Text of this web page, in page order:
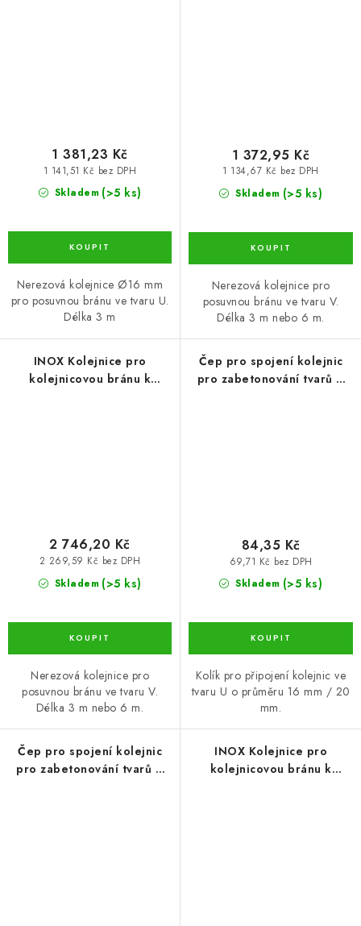
Skladem (>5 ks)
1 141,51 Kč bez DPH
1 381,23 Kč
Nerezová kolejnice Ø16 mm
pro posuvnou bránu ve tvaru U.
Délka 3 m
Skladem (>5 ks)
1 134,67 Kč bez DPH
1 372,95 Kč
Nerezová kolejnice pro
posuvnou bránu ve tvaru V.
Délka 3 m nebo 6 m.
INOX Kolejnice pro
kolejnicovou bránu k
Skladem (>5 ks)
2 269,59 Kč bez DPH
2 746,20 Kč
Nerezová kolejnice pro
posuvnou bránu ve tvaru V.
Délka 3 m nebo 6 m.
Čep pro spojení kolejnic
pro zabetonování tvarů U
Skladem (>5 ks)
69,71 Kč bez DPH
84,35 Kč
Kolík pro připojení kolejnic ve
tvaru U o průměru 16 mm / 20
mm.
Čep pro spojení kolejnic
pro zabetonování tvarů U
INOX Kolejnice pro
kolejnicovou bránu k